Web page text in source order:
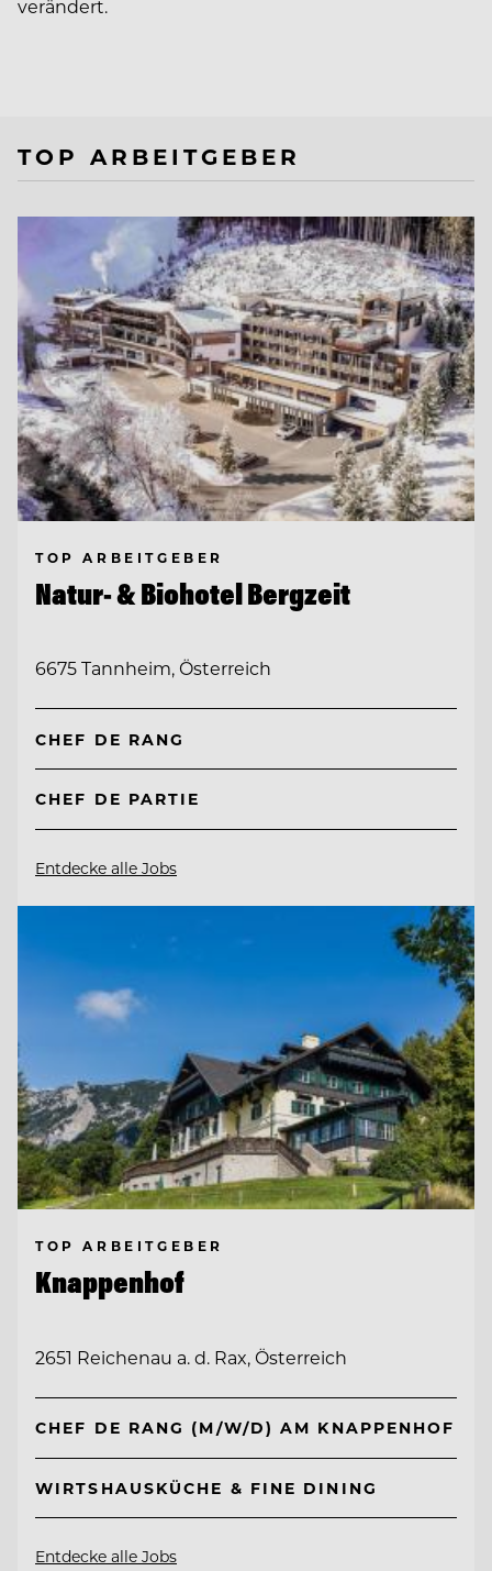
verändert.
TOP ARBEITGEBER
TOP ARBEITGEBER
Natur- & Biohotel Bergzeit
6675 Tannheim, Österreich
CHEF DE RANG
CHEF DE PARTIE
Entdecke alle Jobs
TOP ARBEITGEBER
Knappenhof
2651 Reichenau a. d. Rax, Österreich
CHEF DE RANG (M/W/D) AM KNAPPENHOF
WIRTSHAUSKÜCHE & FINE DINING
Entdecke alle Jobs